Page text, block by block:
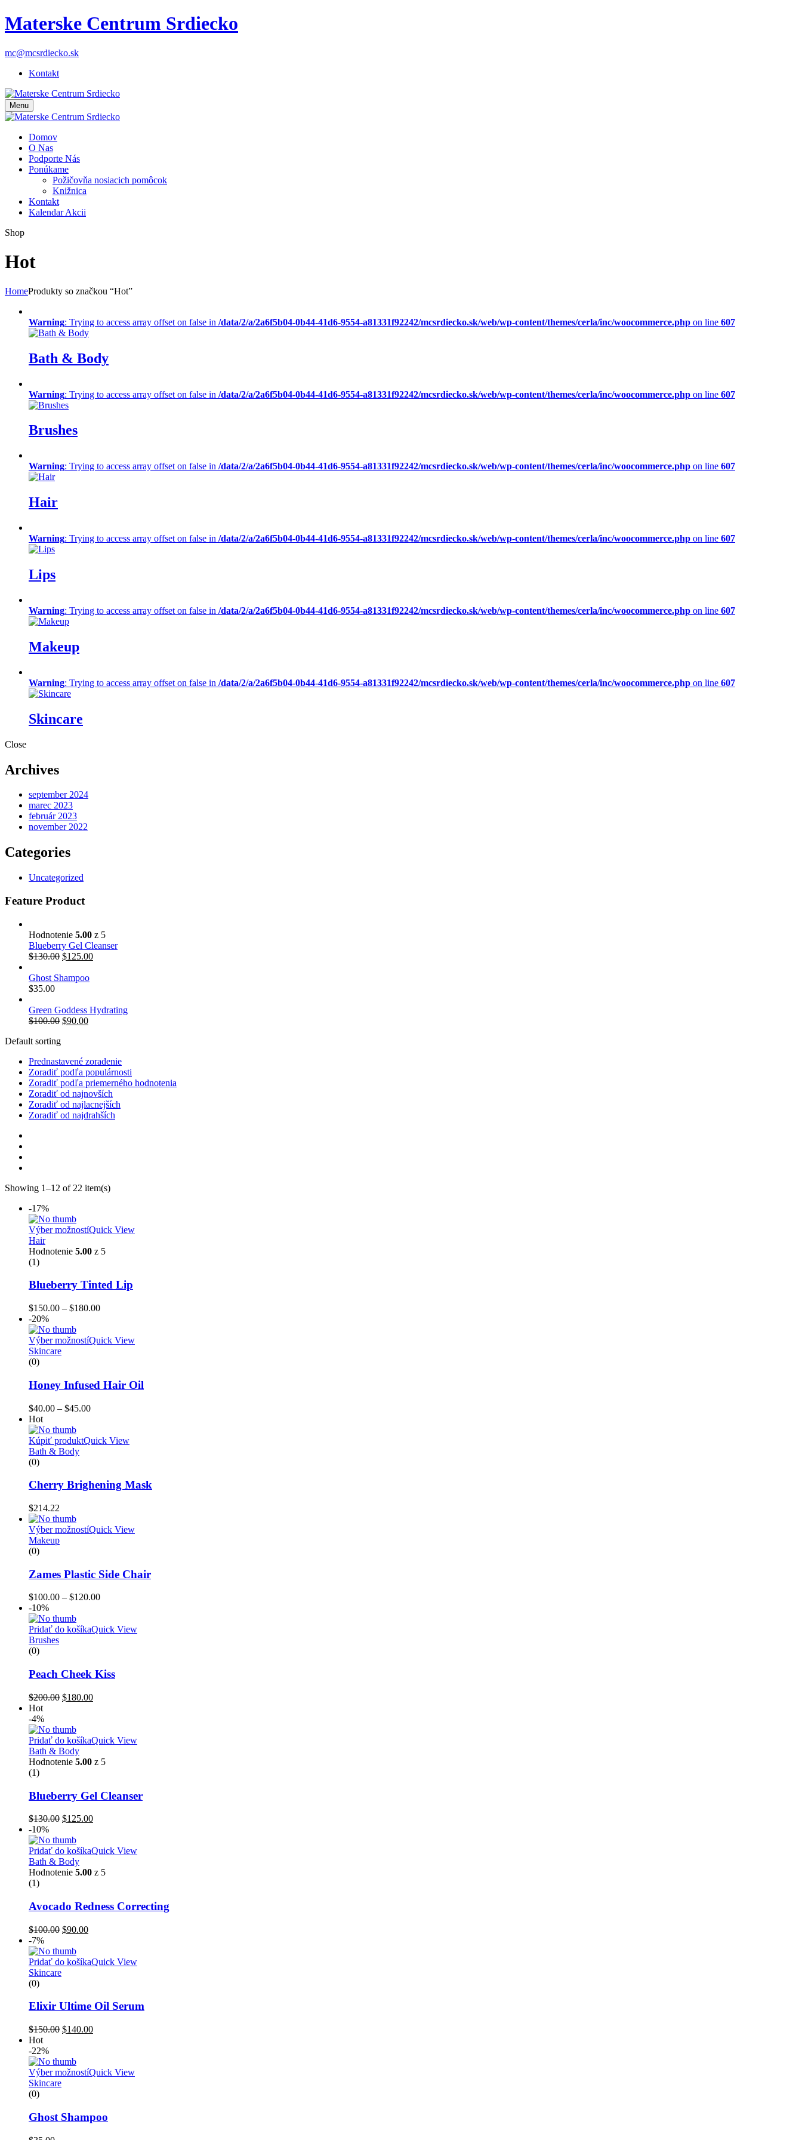
Materske Centrum Srdiecko
mc@mcsrdiecko.sk
Kontakt
Menu
Domov
O Nas
Podporte Nás
Ponúkame
Požičovňa nosiacich pomôcok
Knižnica
Kontakt
Kalendar Akcii
Shop
Hot
HomeProdukty so značkou “Hot”
Warning: Trying to access array offset on false in /data/2/a/2a6f5b04-0b44-41d6-9554-a81331f92242/mcsrdiecko.sk/web/wp-content/themes/cerla/inc/woocommerce.php on line 607
Bath & Body
Warning: Trying to access array offset on false in /data/2/a/2a6f5b04-0b44-41d6-9554-a81331f92242/mcsrdiecko.sk/web/wp-content/themes/cerla/inc/woocommerce.php on line 607
Brushes
Warning: Trying to access array offset on false in /data/2/a/2a6f5b04-0b44-41d6-9554-a81331f92242/mcsrdiecko.sk/web/wp-content/themes/cerla/inc/woocommerce.php on line 607
Hair
Warning: Trying to access array offset on false in /data/2/a/2a6f5b04-0b44-41d6-9554-a81331f92242/mcsrdiecko.sk/web/wp-content/themes/cerla/inc/woocommerce.php on line 607
Lips
Warning: Trying to access array offset on false in /data/2/a/2a6f5b04-0b44-41d6-9554-a81331f92242/mcsrdiecko.sk/web/wp-content/themes/cerla/inc/woocommerce.php on line 607
Makeup
Warning: Trying to access array offset on false in /data/2/a/2a6f5b04-0b44-41d6-9554-a81331f92242/mcsrdiecko.sk/web/wp-content/themes/cerla/inc/woocommerce.php on line 607
Skincare
Close
Archives
september 2024
marec 2023
február 2023
november 2022
Categories
Uncategorized
Feature Product
Hodnotenie 5.00 z 5
Blueberry Gel Cleanser
$130.00 $125.00
Ghost Shampoo
$35.00
Green Goddess Hydrating
$100.00 $90.00
Default sorting
Prednastavené zoradenie
Zoradiť podľa populárnosti
Zoradiť podľa priemerného hodnotenia
Zoradiť od najnovších
Zoradiť od najlacnejších
Zoradiť od najdrahších
Showing 1–12 of 22 item(s)
-17%
Výber možnostíQuick View
Hair
Hodnotenie 5.00 z 5
(1)
Blueberry Tinted Lip
$150.00 – $180.00
-20%
Výber možnostíQuick View
Skincare
(0)
Honey Infused Hair Oil
$40.00 – $45.00
Hot
Kúpiť produktQuick View
Bath & Body
(0)
Cherry Brighening Mask
$214.22
Výber možnostíQuick View
Makeup
(0)
Zames Plastic Side Chair
$100.00 – $120.00
-10%
Pridať do košíkaQuick View
Brushes
(0)
Peach Cheek Kiss
$200.00 $180.00
Hot
-4%
Pridať do košíkaQuick View
Bath & Body
Hodnotenie 5.00 z 5
(1)
Blueberry Gel Cleanser
$130.00 $125.00
-10%
Pridať do košíkaQuick View
Bath & Body
Hodnotenie 5.00 z 5
(1)
Avocado Redness Correcting
$100.00 $90.00
-7%
Pridať do košíkaQuick View
Skincare
(0)
Elixir Ultime Oil Serum
$150.00 $140.00
Hot
-22%
Výber možnostíQuick View
Skincare
(0)
Ghost Shampoo